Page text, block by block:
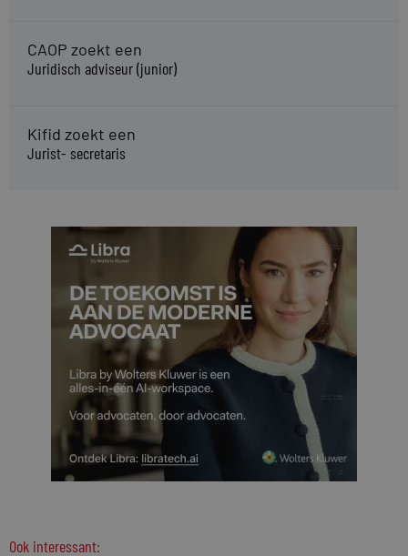
CAOP zoekt een
Juridisch adviseur (junior)
Kifid zoekt een
Jurist- secretaris
Ook interessant: